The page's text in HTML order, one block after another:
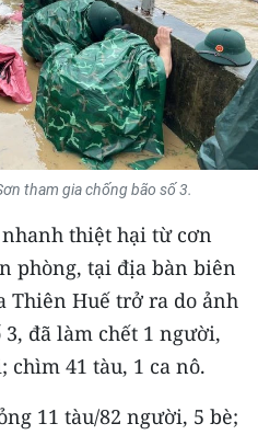
XÃ
tham gia chống bão số 3.
thiệt hại từ cơn
phòng, tại địa bàn biên
Thiên Huế trở ra do ảnh
đã làm chết 1 người,
chìm 41 tàu, 1 ca nô.
11 tàu/82 người, 5 bè;